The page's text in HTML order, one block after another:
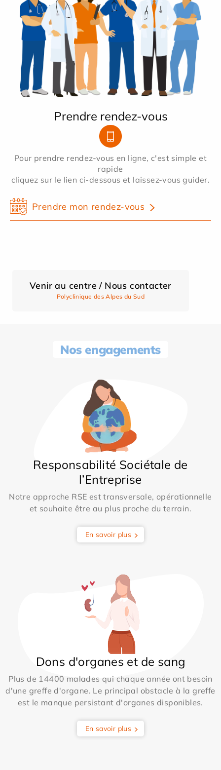
Prendre rendez-vous
Pour prendre rendez-vous en ligne, c'est simple et
rapide
cliquez sur le lien ci-dessous et laissez-vous guider.
Prendre mon rendez-vous
Venir au centre / Nous contacter
Polyclinique des Alpes du Sud
Nos engagements
Responsabilité Sociétale de
l’Entreprise
Notre approche RSE est transversale, opérationnelle
et souhaite être au plus proche du terrain.
En savoir plus
Dons d'organes et de sang
Plus de 14400 malades qui chaque année ont besoin
d'une greffe d'organe. Le principal obstacle à la greffe
est le manque persistant d'organes disponibles.
En savoir plus